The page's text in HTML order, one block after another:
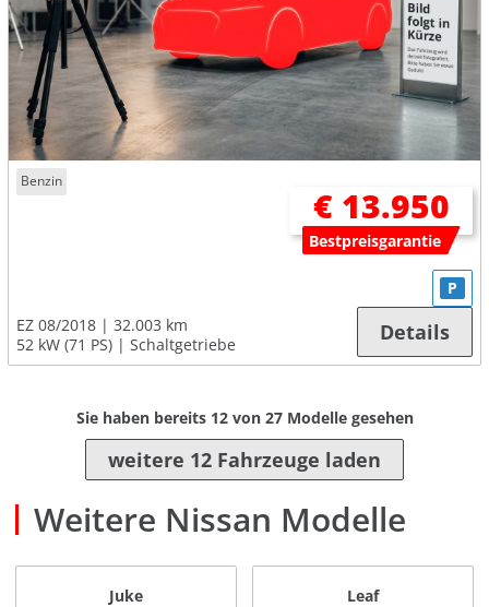
Benzin
€ 13.950
Bestpreisgarantie
EZ 08/2018
32.003 km
52 kW (71 PS)
Schaltgetriebe
P
Details
Sie haben bereits 12von 27Modelle gesehen
weitere 12 Fahrzeuge laden
Weitere Nissan Modelle
Juke Leaf